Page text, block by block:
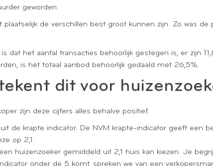
geworden.
plaatselijk de verschillen best groot kunnen zijn. Zo was
dat het aantal transacties behoorlijk gestegen is, er zijn
is het totaal aanbod behoorlijk gedaald met 26,5%.
dit voor
zijn deze cijfers alles behalve positief.
uit de krapte indicator. De NVM krapte-indicator geeft een
op 2,1.
huizenzoeker gemiddeld uit 2,1 huis kan kiezen. Je
onder de 5 komt, spreken we van een